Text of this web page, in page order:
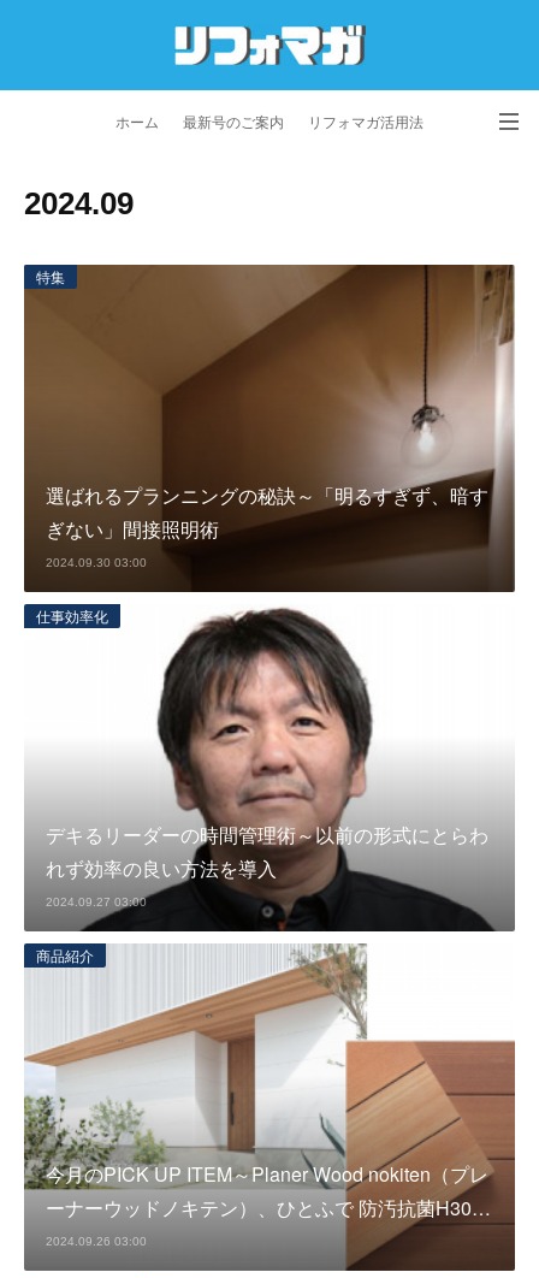
ホーム 最新号のご案内 リフォマガ活用法
2024.09
特集
選ばれるプランニングの秘訣～「明るすぎず、暗す
ぎない」間接照明術
2024.09.30 03:00
仕事効率化
デキるリーダーの時間管理術～以前の形式にとらわ
れず効率の良い方法を導入
2024.09.27 03:00
商品紹介
今月のPICK UP ITEM～Planer Wood nokiten（プレ
ーナーウッドノキテン）、ひとふで 防汚抗菌H30…
2024.09.26 03:00